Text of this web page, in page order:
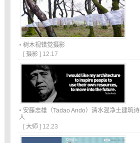
树木视错觉摄影
[ 摄影 ] 12.17
安藤忠雄（Tadao Ando）清水混净土建筑诗
人
[ 大师 ] 12.23